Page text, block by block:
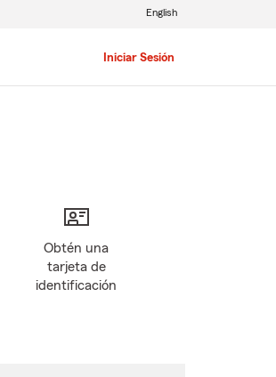
Iniciar Sesión
English
Obtén una
tarjeta de
identificación